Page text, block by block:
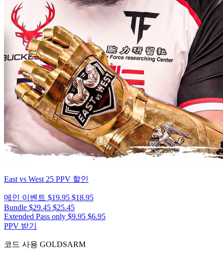
East vs West 25 PPV 할인
메인 이벤트 $19.95 $18.95
Bundle $29.45 $25.45
Extended Pass only $9.95 $6.95
PPV 받기
코드 사용 GOLDSARM